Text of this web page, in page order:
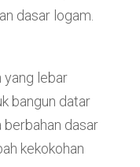
dasar logam.
yang lebar
bangun datar
berbahan dasar
kekokohan